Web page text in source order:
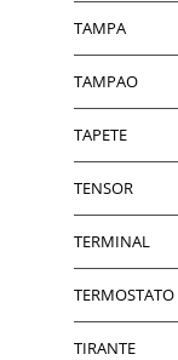
TAMPA
TAMPAO
TAPETE
TENSOR
TERMINAL
TERMOSTATO
TIRANTE